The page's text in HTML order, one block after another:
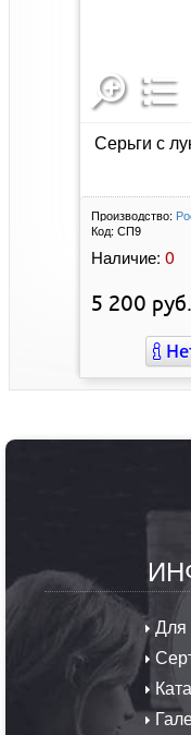
Серьги с
Производство:
Код: СП9
Наличие: 0
5 200 руб.
Для